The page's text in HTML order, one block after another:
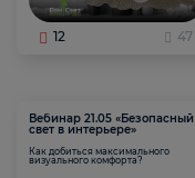
12 47
Вебинар 21.05 «Безопасный
свет в интерьере»
Как добиться максимального
визуального комфорта?